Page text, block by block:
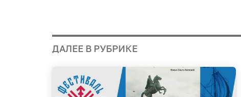
ДАЛЕЕ В РУБРИКЕ